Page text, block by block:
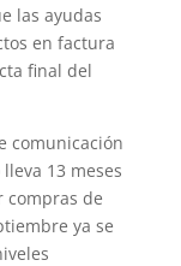
las ayudas
en factura
final del
comunicación
13 meses
compras de
ya se